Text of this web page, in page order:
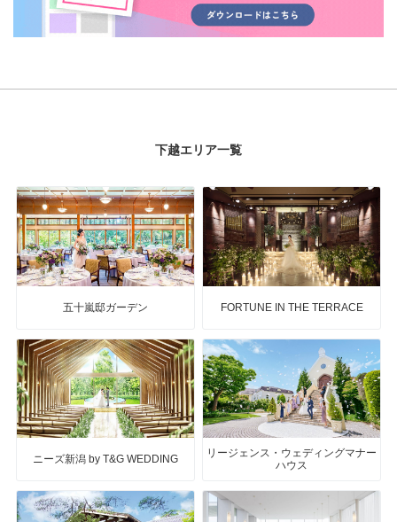
下越エリア一覧
五十嵐邸ガーデン FORTUNE IN THE TERRACE
ニーズ新潟 by T&G WEDDING
リージェンス・ウェディングマナー
ハウス